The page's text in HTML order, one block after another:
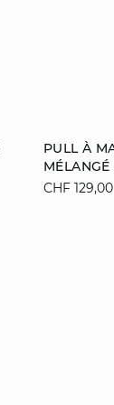
PULL À
MÉLANGÉ
CHF 129,00
Ajouter au
S